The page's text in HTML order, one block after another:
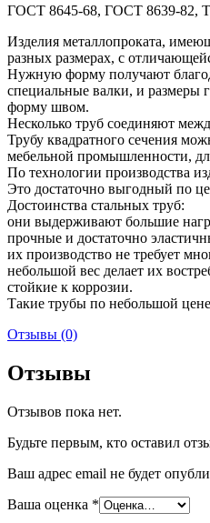
ГОСТ 8645-68, ГОСТ 8639-82,
Изделия металлопроката,
разных размерах, с
Нужную форму получают
специальные валки, и размеры
форму швом.
Несколько труб соединяют
Трубу квадратного сечения
мебельной промышленности,
По технологии производства
Это достаточно выгодный по
Достоинства стальных труб:
они выдерживают большие
прочные и достаточно
их производство не требует
небольшой вес делает их
стойкие к коррозии.
Такие трубы по небольшой
Отзывы (0)
Отзывы
Отзывов пока нет.
Будьте первым, кто оставил
Ваш адрес email не будет
Ваша оценка *